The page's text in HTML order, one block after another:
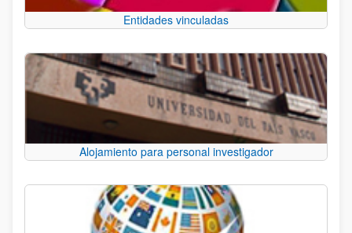
Entidades vinculadas
Alojamiento para personal investigador